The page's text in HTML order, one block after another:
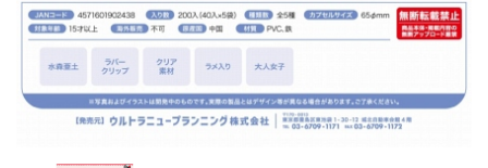
よくあるご質問
ご利用ガイド